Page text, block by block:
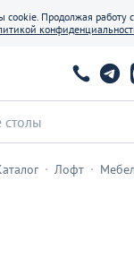
Продолжая работу
столы
Лофт